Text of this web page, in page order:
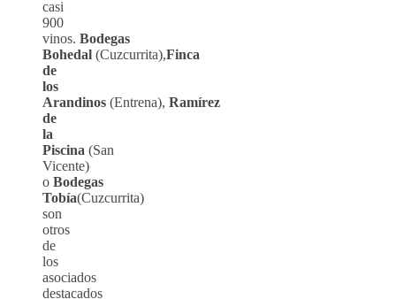
casi
900
vinos. Bodegas
Bohedal (Cuzcurrita),Finca
de
los
Arandinos (Entrena), Ramírez
de
la
Piscina (San
Vicente)
o Bodegas
Tobía(Cuzcurrita)
son
otros
de
los
asociados
destacados